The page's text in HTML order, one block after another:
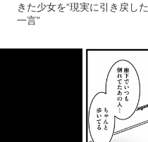
きた少女を“現実に引き戻した
一言”